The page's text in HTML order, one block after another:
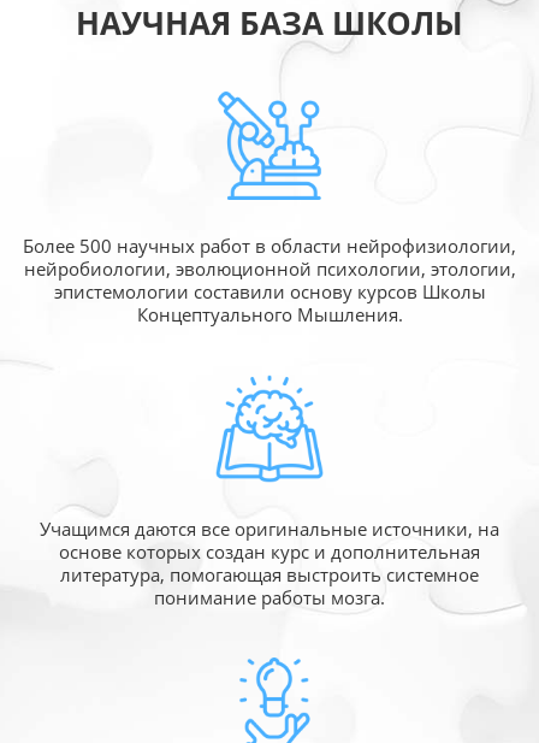
НАУЧНАЯ БАЗА ШКОЛЫ
Более 500 научных работ в области нейрофизиологии,
нейробиологии, эволюционной психологии, этологии,
эпистемологии составили основу курсов Школы
Концептуального Мышления.
Учащимся даются все оригинальные источники, на
основе которых создан курс и дополнительная
литература, помогающая выстроить системное
понимание работы мозга.